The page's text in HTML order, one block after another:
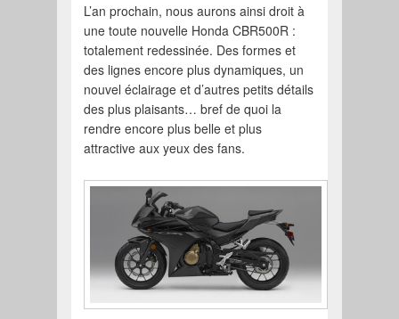
L’an prochain, nous aurons ainsi droit à
une toute nouvelle Honda CBR500R :
totalement redessinée. Des formes et
des lignes encore plus dynamiques, un
nouvel éclairage et d’autres petits détails
des plus plaisants… bref de quoi la
rendre encore plus belle et plus
attractive aux yeux des fans.